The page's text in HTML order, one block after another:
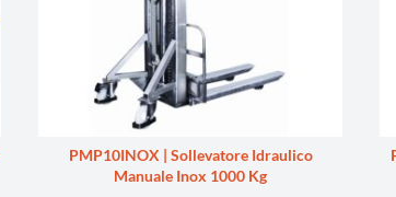
PMP10INOX | Sollevatore Idraulico
Manuale Inox 1000 Kg